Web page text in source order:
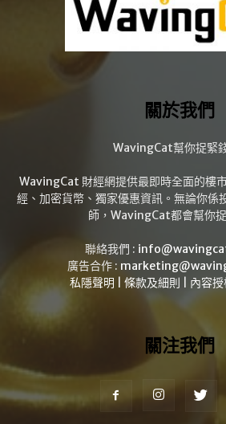
關於我們
WavingCat幫你捉緊
WavingCat 財經網提供最即時全面的樓
經、加密貨幣、獨家優惠資訊。無論你係
師，WavingCat都會幫你捉
聯絡我們 :
廣告合作 :
私隱聲明
條款及細則 內容
關注我們